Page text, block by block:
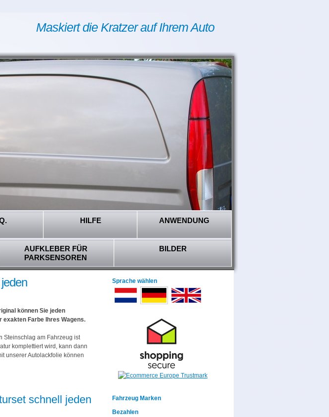
Maskiert die Kratzer auf Ihrem Auto
HILFE ANWENDUNG
AUFKLEBER FÜR
PARKSENSOREN
BILDER
können Sie jeden
Farbe Ihres Wagens.
Steinschlag am Fahrzeug ist
komplettiert wird, kann dann
unserer Autolackfolie können
schnell jeden
Sprache wählen
Fahrzeug Marken
Bezahlen